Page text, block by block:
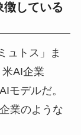
徴している
ュトス」ま
AI企業
モデルだ。
業のような